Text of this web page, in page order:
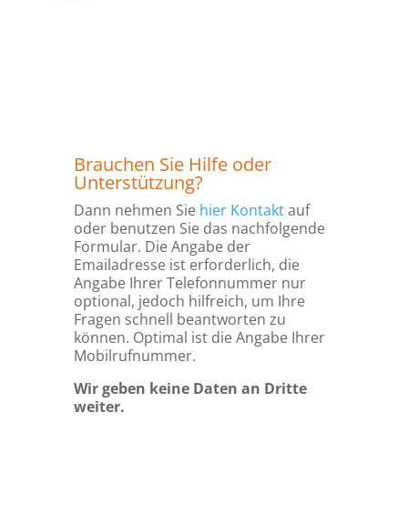
Brauchen Sie Hilfe oder
Unterstützung?
Dann nehmen Sie hier Kontaktauf
oder benutzen Sie das nachfolgende
Formular. Die Angabe der
Emailadresse ist erforderlich, die
Angabe Ihrer Telefonnummer nur
optional, jedoch hilfreich, um Ihre
Fragen schnell beantworten zu
können. Optimal ist die Angabe Ihrer
Mobilrufnummer.
Wir geben keine Daten an Dritte
weiter.